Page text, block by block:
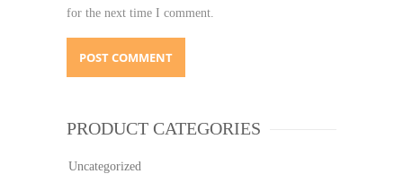
for the next time I comment.
PRODUCT CATEGORIES
Uncategorized